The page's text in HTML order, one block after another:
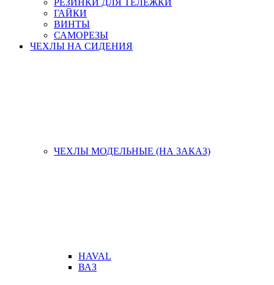
РЕЗИНКИ ДЛЯ ТЕЛЕЖКИ
ГАЙКИ
ВИНТЫ
САМОРЕЗЫ
ЧЕХЛЫ НА СИДЕНИЯ
ЧЕХЛЫ МОДЕЛЬНЫЕ (НА ЗАКАЗ)
HAVAL
ВАЗ